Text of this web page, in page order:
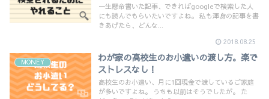
一生懸命書いた記事、できればgoogleで検索した人
にも読んでもらいたいですよね。 私も渾身の記事を書
きあげたら、どんな...
2018.08.25
MONEY
わが家の高校生のお小遣いの渡し方。楽で
ストレスなし！
高校生のお小遣い、月に1回現金で渡しているご家庭
が多いですよね。 うちも以前はそうでしたが。 た